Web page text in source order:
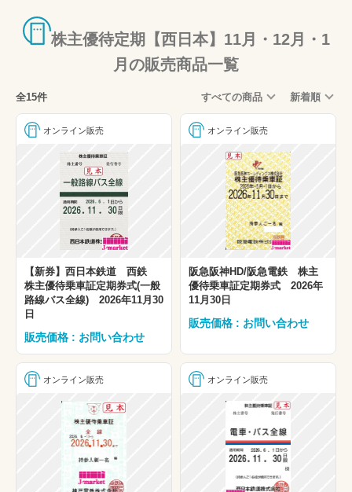
株主優待定期【西日本】11月・12月・1
月の販売商品一覧
全15件 すべての商品 新着順
オンライン販売
【新券】西日本鉄道 西鉄
株主優待乗車証定期券式(一般
路線バス全線) 2026年11月30
日
販売価格 : お問い合わせ
オンライン販売
阪急阪神HD/阪急電鉄 株主
優待乗車証定期券式 2026年
11月30日
販売価格 : お問い合わせ
オンライン販売 オンライン販売